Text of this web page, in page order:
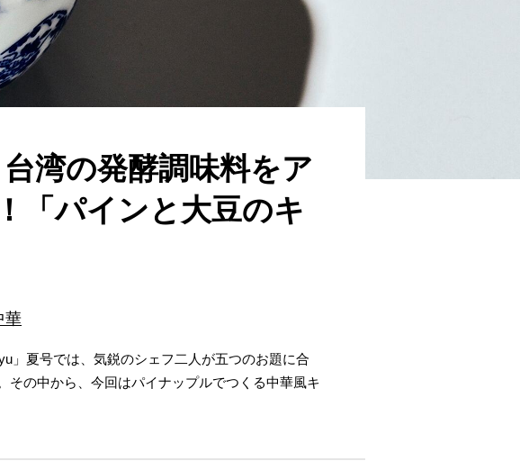
湾の発酵調味料をア
「パインと大豆のキ
華
夏号では、気鋭のシェフ二人が五つのお題に合
の中から、今回はパイナップルでつくる中華風キ